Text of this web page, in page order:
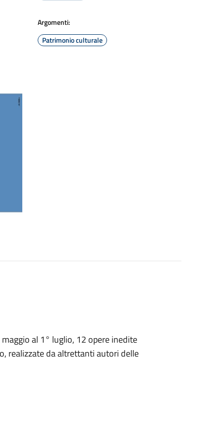
Argomenti:
Patrimonio culturale
al 1° luglio, 12 opere inedite
realizzate da altrettanti autori delle